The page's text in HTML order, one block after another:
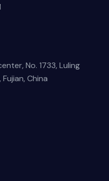
No. 1733, Luling
China